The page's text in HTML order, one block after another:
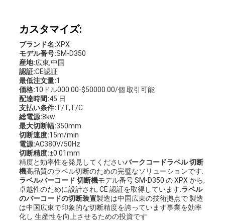
カスタマイズ:
ブランド名:XPX
モデル番号:SM-D350
産地:広東,中国
認証:CE認証
最低注文量:1
価格:10ドル000.00-$50000.00/個 取引可能
配達時間:45 日
支払い条件:T/T,T/C
総電源:8kw
最大切断幅:350mm
切断速度:15m/min
電源:AC380V/50Hz
切断精度:±0.01mm
精度と効率性を発見してくださいバークコードラベル 切断
機高品質のラベル切断のための完璧なソリューションです.
ラベルバーコード 切断機モデル番号 SM-D350 の XPX から,
卓越性のために設計され, CE 認証を取得しています. ラベル
のバーコードの切断装置製造は中国広東の技術拠点で 製造
は中国広東で印象的な切断精度を誇っています事業を効率
化し 生産性を向上させるための投資です